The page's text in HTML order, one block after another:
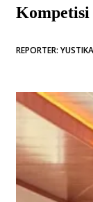
Kompetisi
REPORTER: